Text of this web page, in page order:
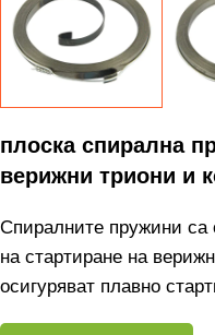
плоска спирална
верижни триони и
Спиралните пружини са
на стартиране на
осигуряват плавно